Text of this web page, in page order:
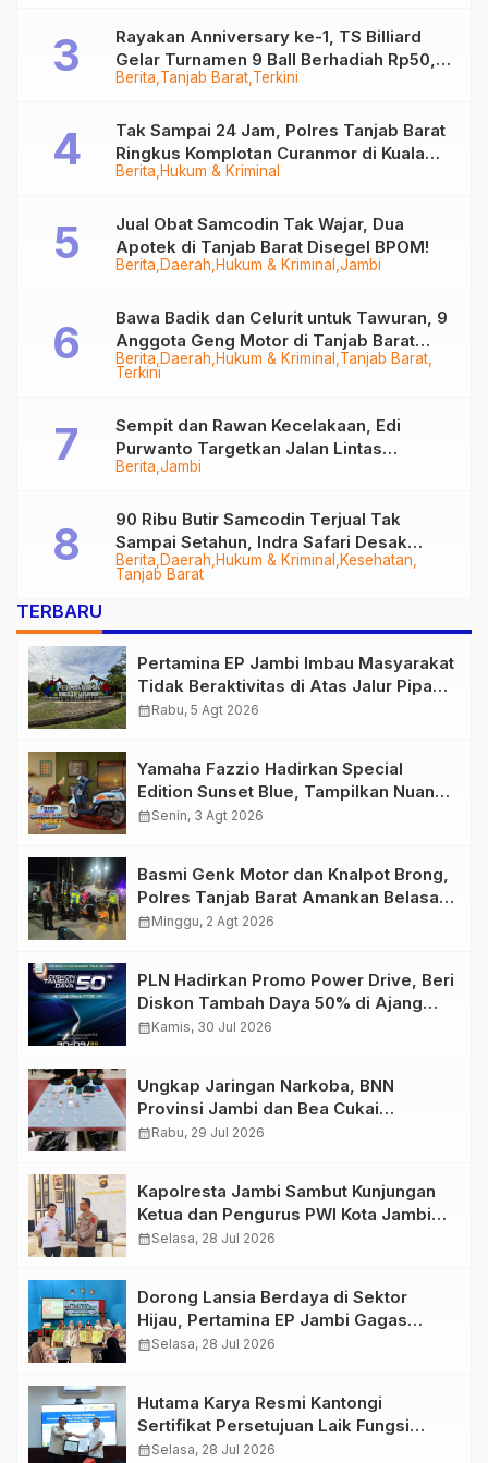
Berita Tanjab Barat Terkini
Rayakan Anniversary ke-1, TS Billiard
Gelar Turnamen 9 Ball Berhadiah Rp50,8
Juta
Berita Hukum & Kriminal
Tak Sampai 24 Jam, Polres Tanjab Barat
Ringkus Komplotan Curanmor di Kuala
Tungkal
Berita Daerah Hukum & Kriminal Jambi
Jual Obat Samcodin Tak Wajar, Dua
Apotek di Tanjab Barat Disegel BPOM!
Berita Daerah Hukum & Kriminal Tanjab Barat
Terkini
Bawa Badik dan Celurit untuk Tawuran, 9
Anggota Geng Motor di Tanjab Barat
Diringkus
Berita Jambi
Sempit dan Rawan Kecelakaan, Edi
Purwanto Targetkan Jalan Lintas
Tungkal-Jambi Mulus di 2028
Berita Daerah Hukum & Kriminal
Kesehatan
Tanjab Barat
90 Ribu Butir Samcodin Terjual Tak
Sampai Setahun, Indra Safari Desak
Audit Menyeluruh
TERBARU
Pertamina EP Jambi Imbau Masyarakat
Tidak Beraktivitas di Atas Jalur Pipa
Migas Demi Keselamatan Bersama
calendar_monthRabu, 5 Agt 2026
Yamaha Fazzio Hadirkan Special
Edition Sunset Blue, Tampilkan Nuansa
Retro Summer yang Semakin Skena
calendar_monthSenin, 3 Agt 2026
Basmi Genk Motor dan Knalpot Brong,
Polres Tanjab Barat Amankan Belasan
Kendaraan
calendar_monthMinggu, 2 Agt 2026
PLN Hadirkan Promo Power Drive, Beri
Diskon Tambah Daya 50% di Ajang
GIIAS 2026
calendar_monthKamis, 30 Jul 2026
Ungkap Jaringan Narkoba, BNN
Provinsi Jambi dan Bea Cukai
Amankan Sembilan Pelaku beserta
calendar_monthRabu, 29 Jul 2026
Kapolresta Jambi Sambut Kunjungan
Ketua dan Pengurus PWI Kota Jambi
Perkuat Sinergi dan Kolaborasi
calendar_monthSelasa, 28 Jul 2026
Dorong Lansia Berdaya di Sektor
Hijau, Pertamina EP Jambi Gagas
Lansiapreneur Batik Eco-Print
calendar_monthSelasa, 28 Jul 2026
Hutama Karya Resmi Kantongi
Sertifikat Persetujuan Laik Fungsi
Struktur Jembatan Musi V Tol
calendar_monthSelasa, 28 Jul 2026